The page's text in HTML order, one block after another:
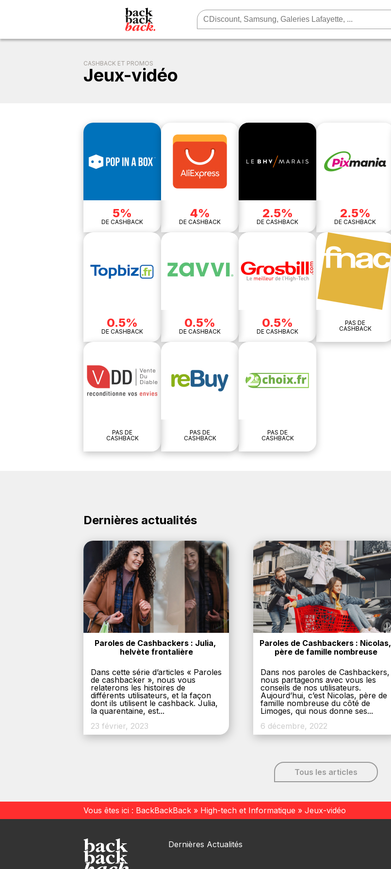
CASHBACK ET PROMOS
Jeux-vidéo
5%
DE CASHBACK
4%
DE CASHBACK
2.5%
DE CASHBACK
2.5%
DE CASHBACK
0.5%
DE CASHBACK
0.5%
DE CASHBACK
0.5%
DE CASHBACK
PAS DE
CASHBACK
PAS DE
CASHBACK
PAS DE
CASHBACK
PAS DE
CASHBACK
Dernières actualités
Paroles de Cashbackers : Julia,
helvète frontalière
Dans cette série d’articles « Paroles
de cashbacker », nous vous
relaterons les histoires de
différents utilisateurs, et la façon
dont ils utilisent le cashback. Julia,
la quarentaine, est...
23 février, 2023
Paroles de Cashbackers : Nicolas,
père de famille nombreuse
Dans nos paroles de Cashbackers,
nous partageons avec vous les
conseils de nos utilisateurs.
Aujourd’hui, c’est Nicolas, père de
famille nombreuse du côté de
Limoges, qui nous donne ses...
6 décembre, 2022
Tous les articles
Vous êtes ici : BackBackBack » High-tech et Informatique » Jeux-vidéo
Dernières Actualités